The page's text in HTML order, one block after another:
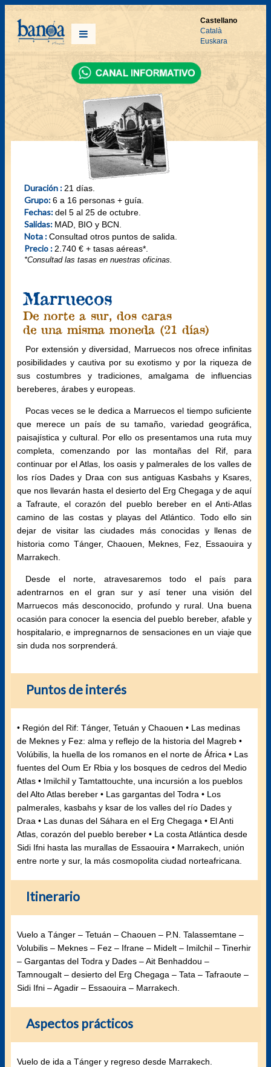
Castellano
Català
Euskara
Marruecos
De norte a sur, dos caras
de una misma moneda (21 días)
Por extensión y diversidad, Marruecos nos ofrece infinitas
posibilidades y cautiva por su exotismo y por la riqueza de
sus costumbres y tradiciones, amalgama de influencias
bereberes, árabes y europeas.
Pocas veces se le dedica a Marruecos el tiempo suficiente
que merece un país de su tamaño, variedad geográfica,
paisajística y cultural. Por ello os presentamos una ruta muy
completa, comenzando por las montañas del Rif, para
continuar por el Atlas, los oasis y palmerales de los valles de
los ríos Dades y Draa con sus antiguas Kasbahs y Ksares,
que nos llevarán hasta el desierto del Erg Chegaga y de aquí
a Tafraute, el corazón del pueblo bereber en el Anti-Atlas
camino de las costas y playas del Atlántico. Todo ello sin
dejar de visitar las ciudades más conocidas y llenas de
historia como Tánger, Chaouen, Meknes, Fez, Essaouira y
Marrakech.
Desde el norte, atravesaremos todo el país para
adentrarnos en el gran sur y así tener una visión del
Marruecos más desconocido, profundo y rural. Una buena
ocasión para conocer la esencia del pueblo bereber, afable y
hospitalario, e impregnarnos de sensaciones en un viaje que
sin duda nos sorprenderá.
Puntos de interés
• Región del Rif: Tánger, Tetuán y Chaouen • Las medinas
de Meknes y Fez: alma y reflejo de la historia del Magreb •
Volúbilis, la huella de los romanos en el norte de África • Las
fuentes del Oum Er Rbia y los bosques de cedros del Medio
Atlas • Imilchil y Tamtattouchte, una incursión a los pueblos
del Alto Atlas bereber • Las gargantas del Todra • Los
palmerales, kasbahs y ksar de los valles del río Dades y
Draa • Las dunas del Sáhara en el Erg Chegaga • El Anti
Atlas, corazón del pueblo bereber • La costa Atlántica desde
Sidi Ifni hasta las murallas de Essaouira • Marrakech, unión
entre norte y sur, la más cosmopolita ciudad norteafricana.
Itinerario
Vuelo a Tánger – Tetuán – Chaouen – P.N. Talassemtane –
Volubilis – Meknes – Fez – Ifrane – Midelt – Imilchil – Tinerhir
– Gargantas del Todra y Dades – Ait Benhaddou –
Tamnougalt – desierto del Erg Chegaga – Tata – Tafraoute –
Sidi Ifni – Agadir – Essaouira – Marrakech.
Aspectos prácticos
Vuelo de ida a Tánger y regreso desde Marrakech.
Duración : 21 días.
Grupo:6 a 16 personas + guía.
Fechas:del 5 al 25 de octubre.
Salidas: MAD, BIO y BCN.
Nota :Consultad otros puntos de salida.
Precio : 2.740 € + tasas aéreas*.
*Consultad las tasas en nuestras oficinas.